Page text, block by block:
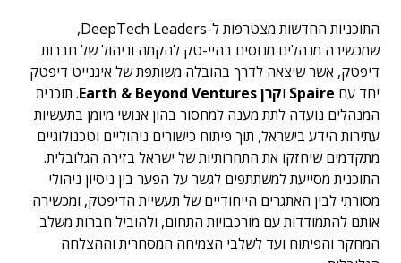
התוכניות החדשות מצטרפות ל-DeepTech Leaders,
שמכשירה מנהלים מנוסים בהיי-טק להקמה וניהול של חברות
דיפטק, אשר שיצאה לדרך בהובלה משותפת של איגנייט דיפטק
יחד עם Spaire וקרן Earth & Beyond Ventures
. תוכנית
המנהלים נועדה לתת מענה למחסור בהון אנושי מיומן בתעשיות
עתירות הידע בישראל, תוך פיתוח כישורים ניהוליים וטכנולוגיים
מתקדמים שיחזקו את התחרותיות של ישראל בזירה הגלובלית.
התוכנית מסייעת למשתתפים לגשר על הפער בין ניסיון ניהולי
מסורתי לבין האתגרים הייחודיים של תעשיית הדיפטק, ומכשירה
אותם להתמודדות עם מורכבויות התחום, ולהוביל חברות משלב
המחקר והפיתוח ועד לשלבי הצמיחה המסחרית וההצלחה